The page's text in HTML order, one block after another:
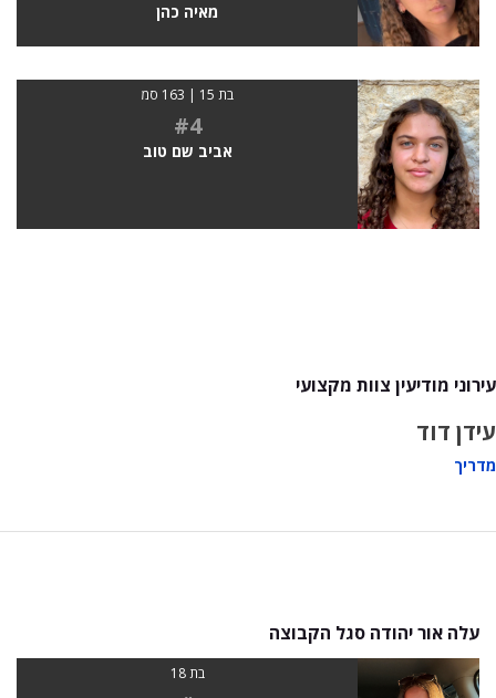
מאיה כהן
בת 15 | 163 סמ
#4
אביב שם טוב
עירוני מודיעין צוות מקצועי
עידן דוד
מדריך
עלה אור יהודה סגל הקבוצה
בת 18